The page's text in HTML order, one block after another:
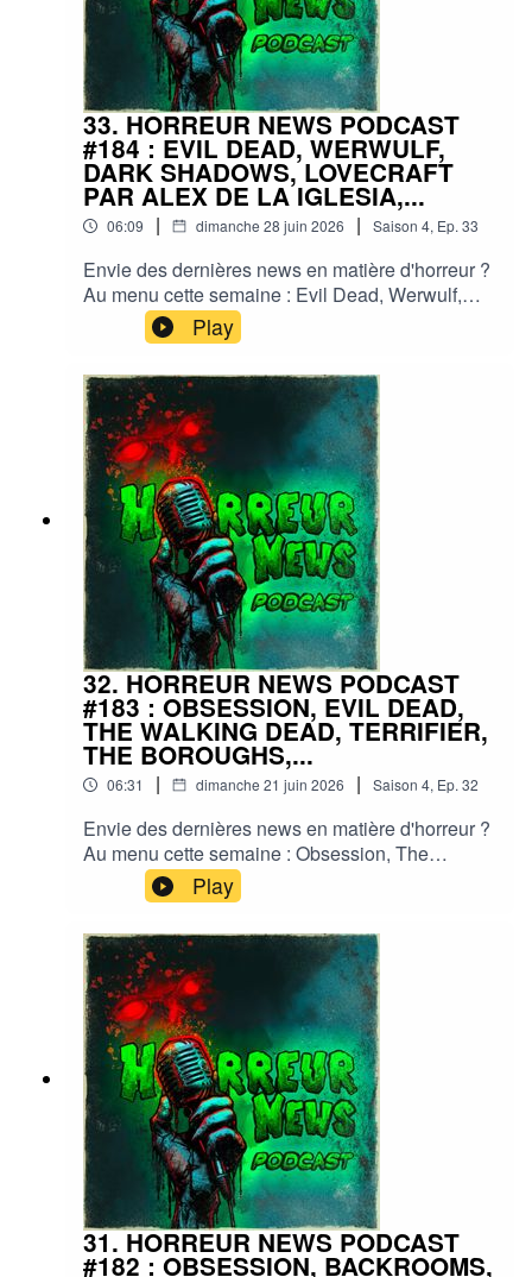
33. HORREUR NEWS PODCAST
#184 : EVIL DEAD, WERWULF,
DARK SHADOWS, LOVECRAFT
PAR ALEX DE LA IGLESIA,...
06:09 | dimanche 28 juin 2026 | Saison 4, Ep. 33
Envie des dernières news en matière d'horreur ?
Au menu cette semaine : Evil Dead, Werwulf,
Dark shadows, Lovecraft par Alex De La
Iglesia,... et plein d'autres actus !Sorties ciné,
séries, tv, streaming, vod, livres, jeux,
podcasts...Instagram :
horreurnewspodcastFacebook : Horreur
NewsYouTube : Horreur news podcastMe
soutenir via Tipeee : https://fr.tipeee.com/horreur-
news-podcast/Bonne écoute ;)#horreur #info
#fantastique #film #serie #jeuvideo #podcast
#streaming #horreurfrance #film #horreur
#PodcastAddict #PodcastHorreur
#CultureHorreur #HorreurFrancophone
#CinemaHorreur
Play
32. HORREUR NEWS PODCAST
#183 : OBSESSION, EVIL DEAD,
THE WALKING DEAD, TERRIFIER,
THE BOROUGHS,...
06:31 | dimanche 21 juin 2026 | Saison 4, Ep. 32
Envie des dernières news en matière d'horreur ?
Au menu cette semaine : Obsession, The
walking dead, Terrifier, The Boroughs, Evil
Dead,... et plein d'autres actus !Sorties ciné,
séries, tv, streaming, vod, livres, jeux,
podcasts...Instagram :
horreurnewspodcastFacebook : Horreur
NewsYouTube : Horreur news podcastMe
soutenir via Tipeee : https://fr.tipeee.com/horreur-
news-podcast/Bonne écoute ;)#horreur #info
#fantastique #film #serie #jeuvideo #podcast
#streaming #horreurfrance #film #horreur
#PodcastAddict #PodcastHorreur
#CultureHorreur #HorreurFrancophone
#CinemaHorreur
Play
31. HORREUR NEWS PODCAST
#182 : OBSESSION, BACKROOMS,